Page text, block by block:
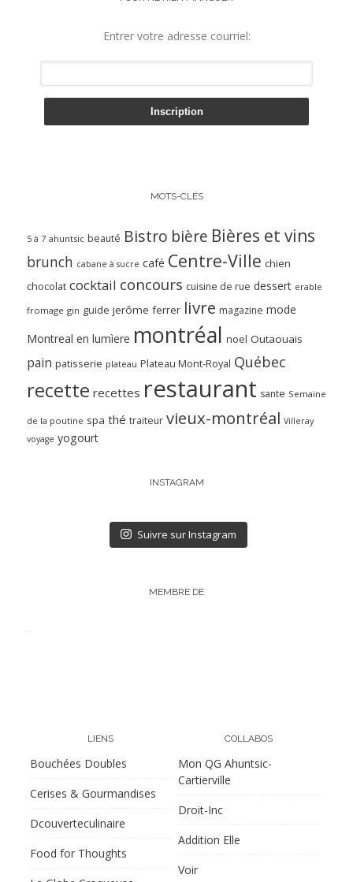
Entrer votre adresse courriel:
MOTS-CLÉS
5 à 7 ahuntsic beauté Bistro bière Bières et vins
brunch cabane à sucre café Centre-Ville chien
chocolat cocktail concours cuisine de rue dessert erable
fromage gin guide jerôme ferrer livre magazine mode
Montreal en lumìere montréal noel Outaouais
pain patisserie plateau Plateau Mont-Royal Québec
recette recettes restaurant sante Semaine
de la poutine spa thé traiteur vieux-montréal Villeray
voyage yogourt
INSTAGRAM
Suivre sur Instagram
MEMBRE DE
LIENS
Bouchées Doubles
Cerises & Gourmandises
Dcouverteculinaire
Food for Thoughts
COLLABOS
Mon QG Ahuntsic-
Cartierville
Droit-Inc
Addition Elle
Voir